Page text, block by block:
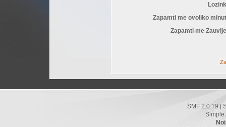
Zapamti me ovoliko
Zapamti me
SMF 2.0.19
Simple